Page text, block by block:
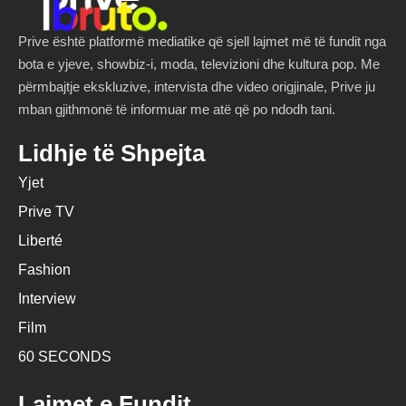
Prive është platformë mediatike që sjell lajmet më të fundit nga
bota e yjeve, showbiz-i, moda, televizioni dhe kultura pop. Me
përmbajtje ekskluzive, intervista dhe video origjinale, Prive ju
mban gjithmonë të informuar me atë që po ndodh tani.
Lidhje të Shpejta
Yjet
Prive TV
Liberté
Fashion
Interview
Film
60 SECONDS